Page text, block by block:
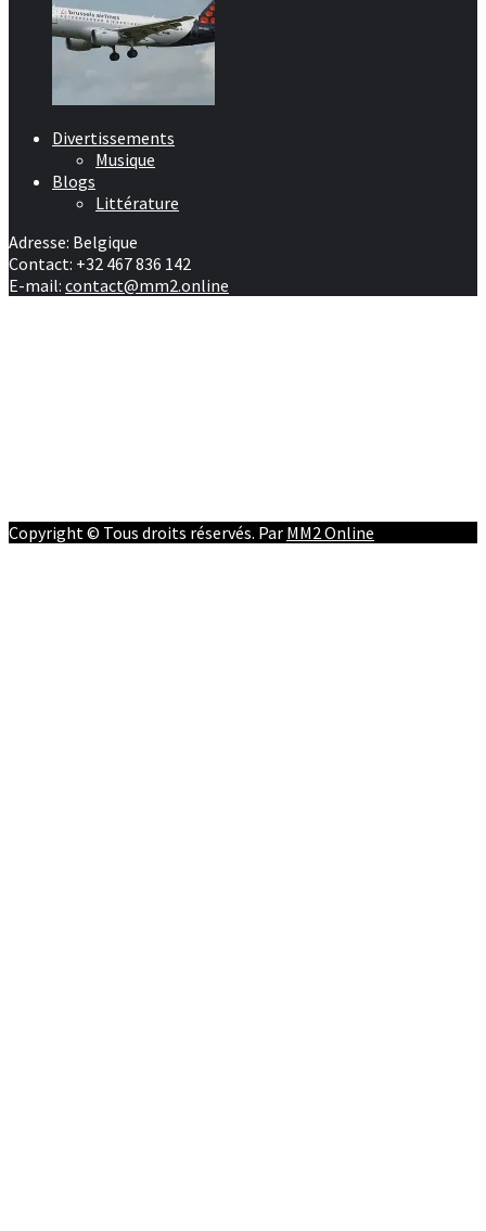
Divertissements
Musique
Blogs
Littérature
Adresse: Belgique
Contact: +32 467 836 142
E-mail: contact@mm2.online
Copyright © Tous droits réservés. Par MM2 Online